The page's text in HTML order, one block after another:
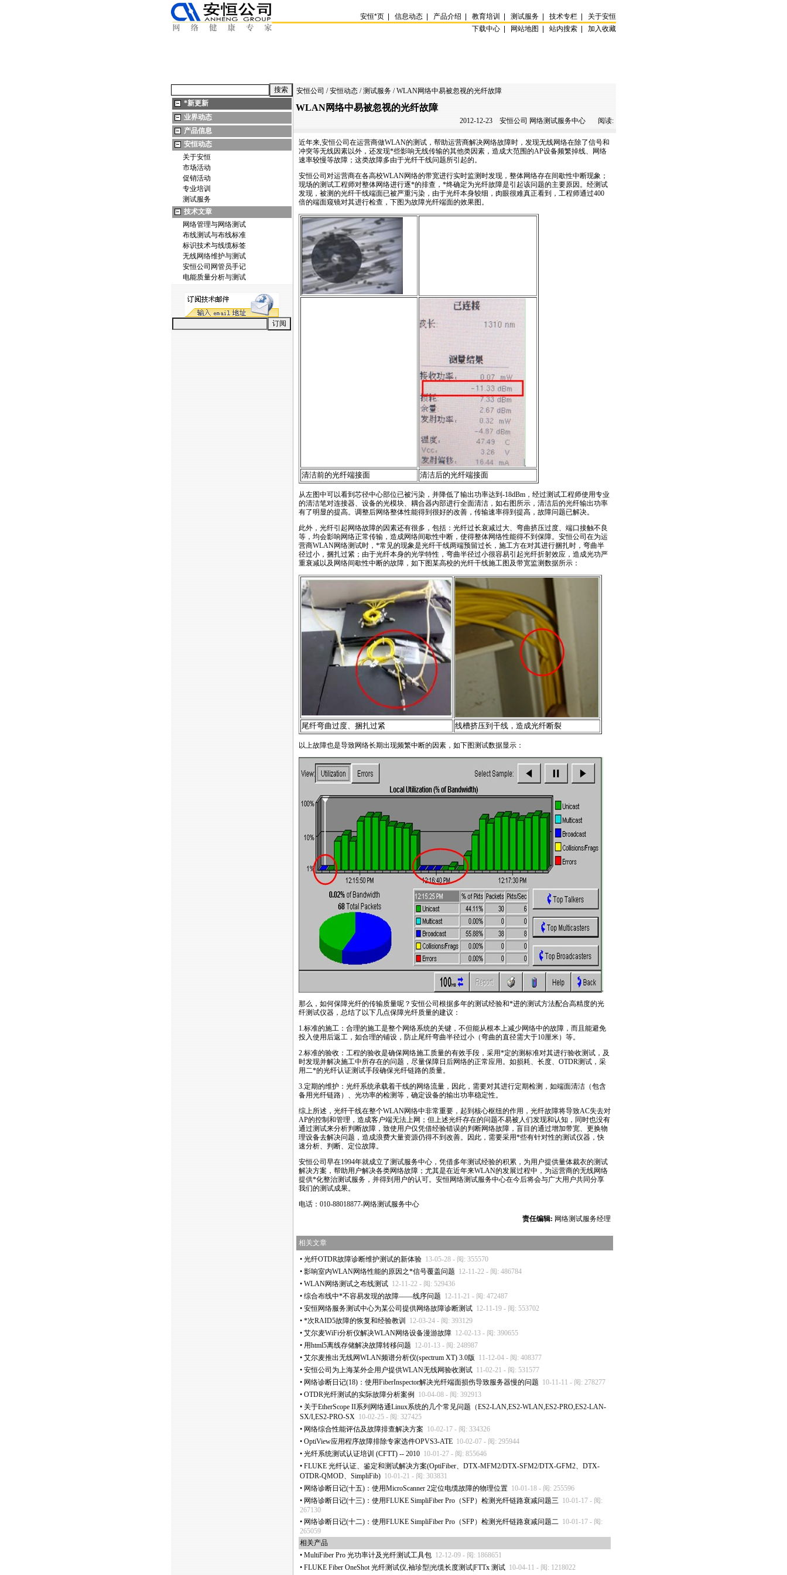
安恒*页 信息动态 产品介绍 教育培训 测试服务 技术专栏
关于安恒
下载中心 |
网站地图 站内搜索 加入收藏
*新更新
业界动态
产品信息
安恒动态
关于安恒
市场活动
促销活动
专业培训
测试服务
技术文章
网络管理与网络测试
布线测试与布线标准
标识技术与线缆标签
无线网络维护与测试
安恒公司网管员手记
电能质量分析与测试
安恒公司 /安恒动态 /测试服务 / WLAN网络中易被忽视的光纤故障
WLAN网络中易被忽视的光纤故障
2012-12-23 安恒公司 网络测试服务中心 阅读:
近年来,安恒公司在运营商做WLAN的测试，帮助运营商解决网络故障时，发现无线网络在除了信号和
冲突等无线因素以外，还发现*些影响无线传输的其他类因素，造成大范围的AP设备频繁掉线、网络
速率较慢等故障；这类故障多由于光纤干线问题所引起的。
安恒公司对运营商在各高校WLAN网络的带宽进行实时监测时发现，整体网络存在间歇性中断现象；
现场的测试工程师对整体网络进行逐*的排查， *终确定为光纤故障是引起该问题的主要原因。经测试
发现，被测的光纤干线端面已被严重污染，由于光纤本身较细，肉眼很难真正看到，工程师通过400
倍的端面窥镜对其进行检查，下图为故障光纤端面的效果图。
清洁前的光纤端接面 清洁后的光纤端接面
从左图中可以看到芯径中心部位已被污染，并降低了输出功率达到-18dBm，经过测试工程师使用专业
的清洁笔对连接器、设备的光模块、耦合器内部进行全面清洁，如右图所示，清洁后的光纤输出功率
有了明显的提高。调整后网络整体性能得到很好的改善，传输速率得到提高，故障问题已解决。
此外，光纤引起网络故障的因素还有很多，包括：光纤过长衰减过大、弯曲挤压过度、端口接触不良
等，均会影响网络正常传输，造成网络间歇性中断，使得整体网络性能得不到保障。安恒公司在为运
营商WLAN网络测试时， *常见的现象是光纤干线两端预留过长，施工方在对其进行捆扎时，弯曲半
径过小，捆扎过紧；由于光纤本身的光学特性，弯曲半径过小很容易引起光纤折射效应，造成光功严
重衰减以及网络间歇性中断的故障，如下图某高校的光纤干线施工图及带宽监测数据所示：
尾纤弯曲过度、捆扎过紧 线槽挤压到干线，造成光纤断裂
以上故障也是导致网络长期出现频繁中断的因素，如下图测试数据显示：
那么，如何保障光纤的传输质量呢？安恒公司根据多年的测试经验和*进的测试方法配合高精度的光
纤测试仪器，总结了以下几点保障光纤质量的建议：
1.标准的施工：合理的施工是整个网络系统的关键，不但能从根本上减少网络中的故障，而且能避免
投入使用后返工，如合理的铺设，防止尾纤弯曲半径过小（弯曲的直径需大于10厘米）等。
2.标准的验收：工程的验收是确保网络施工质量的有效手段，采用*定的测标准对其进行验收测试，及
时发现并解决施工中所存在的问题，尽量保障日后网络的正常应用。如损耗、长度、OTDR测试，采
用二*的光纤认证测试手段确保光纤链路的质量。
3.定期的维护：光纤系统承载着干线的网络流量，因此，需要对其进行定期检测，如端面清洁（包含
备用光纤链路）、光功率的检测等，确定设备的输出功率稳定性。
综上所述，光纤干线在整个WLAN网络中非常重要，起到核心枢纽的作用，光纤故障将导致AC失去对
AP的控制和管理，造成客户端无法上网；但上述光纤存在的问题不易被人们发现和认知，同时也没有
通过测试来分析判断故障，致使用户仅凭借经验错误的判断网络故障，盲目的通过增加带宽、更换物
理设备去解决问题，造成浪费大量资源仍得不到改善。因此，需要采用*些有针对性的测试仪器，快
速分析、判断、定位故障。
安恒公司早在1994年就成立了测试服务中心，凭借多年测试经验的积累，为用户提供量体裁衣的测试
解决方案，帮助用户解决各类网络故障；尤其是在近年来WLAN的发展过程中，为运营商的无线网络
提供*化整治测试服务，并得到用户的认可。安恒网络测试服务中心在今后将会与广大用户共同分享
我们的测试成果。
电话：010-88018877-网络测试服务中心
责任编辑: 网络测试服务经理
相关文章
• 光纤OTDR故障诊断维护测试的新体验 13-05-28 - 阅: 355570
• 影响室内WLAN网络性能的原因之*信号覆盖问题 12-11-22 - 阅: 486784
• WLAN网络测试之布线测试 12-11-22 - 阅: 529436
• 综合布线中*不容易发现的故障——线序问题 12-11-21 - 阅: 472487
• 安恒网络服务测试中心为某公司提供网络故障诊断测试 12-11-19 - 阅: 553702
• *次RAID5故障的恢复和经验教训
12-03-24 - 阅: 393129
• 艾尔麦WiFi分析仪解决WLAN网络设备漫游故障 12-02-13 - 阅: 390655
• 用html5离线存储解决故障转移问题 12-01-13 - 阅: 248987
• 艾尔麦推出无线网WLAN频谱分析仪(spectrum XT) 3.0版 11-12-04 - 阅: 408377
• 安恒公司为上海某外企用户提供WLAN无线网验收测试 11-02-21 - 阅: 531577
• 网络诊断日记(18)：使用FiberInspector解决光纤端面损伤导致服务器慢的问题 10-11-11 - 阅: 278277
• OTDR光纤测试的实际故障分析案例
10-04-08 - 阅: 392913
• 关于EtherScope II系列网络通Linux系统的几个常见问题（ES2-LAN,ES2-WLAN,ES2-PRO,ES2-LAN-
SX/I,ES2-PRO-SX 10-02-25 - 阅: 327425
• 网络综合性能评估及故障排查解决方案 10-02-17 - 阅: 334326
• OptiView应用程序故障排除专家选件OPVS3-ATE 10-02-07 - 阅: 295944
• 光纤系统测试认证培训 (CFTT) -- 2010 10-01-27 - 阅: 855646
• FLUKE 光纤认证、鉴定和测试解决方案(OptiFiber、DTX-MFM2/DTX-SFM2/DTX-GFM2、DTX-
OTDR-QMOD、SimpliFib) 10-01-21 - 阅: 303831
• 网络诊断日记(十五)：使用MicroScanner 2定位电缆故障的物理位置 10-01-18 - 阅: 255596
• 网络诊断日记(十三)：使用FLUKE SimpliFiber Pro（SFP）检测光纤链路衰减问题三 10-01-17 - 阅:
267130
• 网络诊断日记(十二)：使用FLUKE SimpliFiber Pro（SFP）检测光纤链路衰减问题二 10-01-17 - 阅:
265059
相关产品
• MultiFiber Pro 光功率计及光纤测试工具包 12-12-09 - 阅: 1868651
• FLUKE Fiber OneShot 光纤测试仪,袖珍型|光缆长度测试|FTTx 测试 10-04-11 - 阅: 1218022